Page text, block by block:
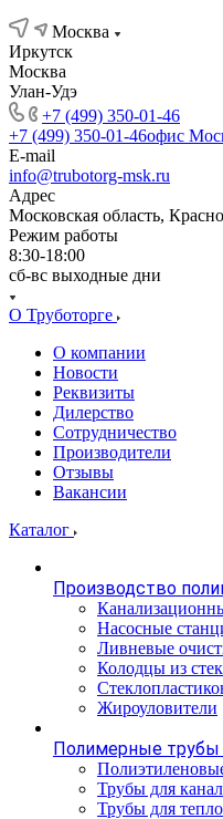
Москва
Иркутск
Москва
Улан-Удэ
+7 (499) 350-01-46
+7 (499) 350-01-46офис
E-mail
info@trubotorg-msk.ru
Адрес
Московская область,
Режим работы
8:30-18:00
сб-вс выходные дни
О Труботорге
О компании
Новости
Реквизиты
Дилерство
Сотрудничество
Производители
Отзывы
Вакансии
Каталог
Производство
Насосные
Ливневые
Колодцы из
Жироуловители
Полимерные трубы
Трубы для
Трубы для